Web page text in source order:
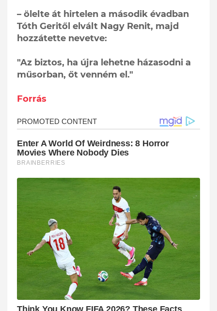
– ölelte át hirtelen a második évadban
Tóth Geritől elvált Nagy Renit, majd
hozzátette nevetve:
"Az biztos, ha újra lehetne házasodni a
műsorban, őt venném el."
Forrás